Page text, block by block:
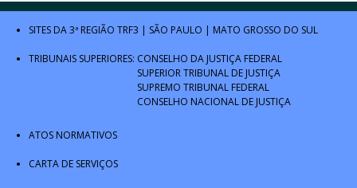
SITES DA 3ª REGIÃO TRF3 | SÃO PAULO | MATO GROSSO DO SUL
TRIBUNAIS SUPERIORES: CONSELHO DA JUSTIÇA FEDERAL
SUPERIOR TRIBUNAL DE JUSTIÇA
SUPREMO TRIBUNAL FEDERAL
CONSELHO NACIONAL DE JUSTIÇA
ATOS NORMATIVOS
CARTA DE SERVIÇOS